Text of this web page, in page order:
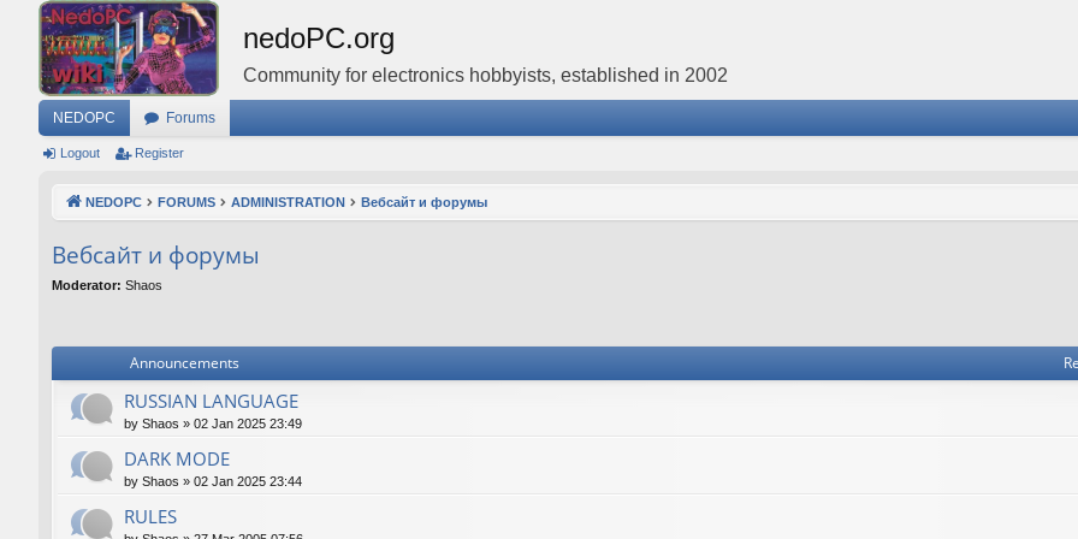
nedoPC.org
Community for electronics hobbyists, established in 2002
NEDOPC Forums
Logout Register
NEDOPC FORUMS ADMINISTRATION Вебсайт и форумы
Вебсайт и форумы
Moderator: Shaos
Announcements
RUSSIAN LANGUAGE
by Shaos » 02 Jan 2025 23:49
DARK MODE
by Shaos » 02 Jan 2025 23:44
RULES